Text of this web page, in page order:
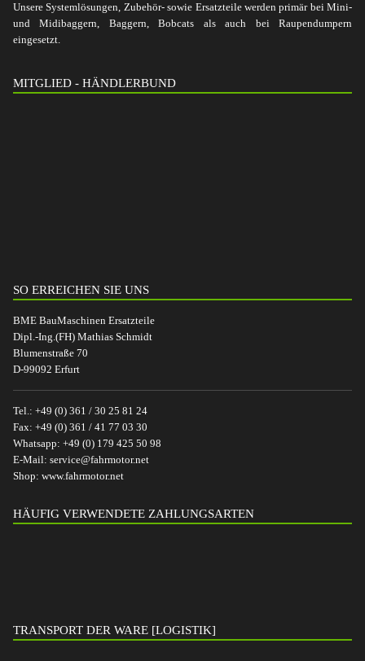
Unsere Systemlösungen, Zubehör- sowie Ersatzteile werden primär bei Mini-
und Midibaggern, Baggern, Bobcats als auch bei Raupendumpern
eingesetzt.
MITGLIED - HÄNDLERBUND
SO ERREICHEN SIE UNS
BME BauMaschinen Ersatzteile
Dipl.-Ing.(FH) Mathias Schmidt
Blumenstraße 70
D-99092 Erfurt
Tel.: +49 (0) 361 / 30 25 81 24
Fax: +49 (0) 361 / 41 77 03 30
Whatsapp: +49 (0) 179 425 50 98
E-Mail: service@fahrmotor.net
Shop: www.fahrmotor.net
HÄUFIG VERWENDETE ZAHLUNGSARTEN
TRANSPORT DER WARE [LOGISTIK]